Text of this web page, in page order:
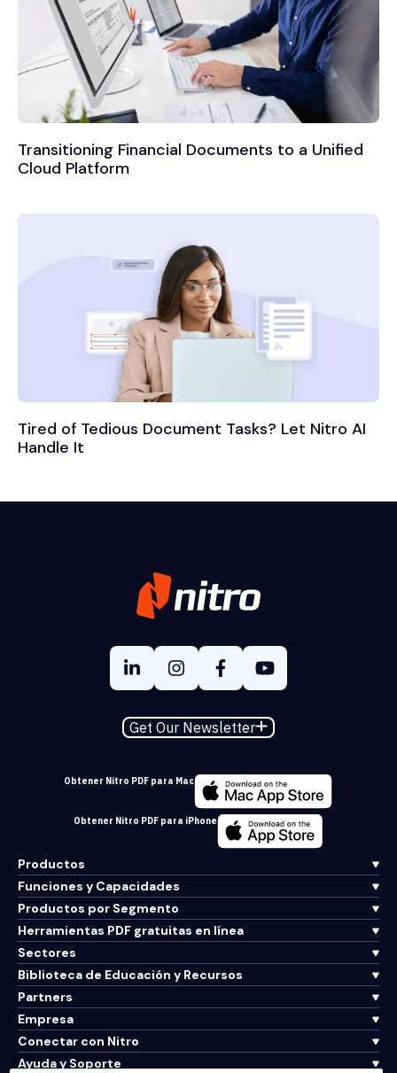
Transitioning Financial Documents to a Unified
Cloud Platform
Tired of Tedious Document Tasks? Let Nitro AI
Handle It
Get Our Newsletter
Obtener Nitro PDF para Mac
Obtener Nitro PDF para iPhone
Productos
Funciones y Capacidades
Productos por Segmento
Herramientas PDF gratuitas en línea
Sectores
Biblioteca de Educación y Recursos
Partners
Empresa
Conectar con Nitro
Ayuda y Soporte